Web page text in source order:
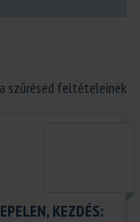
szűrésed feltételeinek
KEZDÉS: